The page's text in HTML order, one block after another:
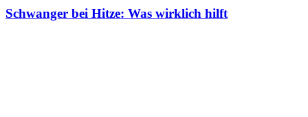
Schwanger bei Hitze: Was wirklich hilft